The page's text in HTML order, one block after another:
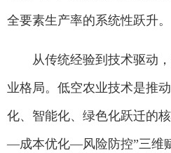
全要素生产率的系统性跃升。
从传统经验到技术驱动
业格局。低空农业技术是推
化、智能化、绿色化跃迁的
—成本优化—风险防控”三维